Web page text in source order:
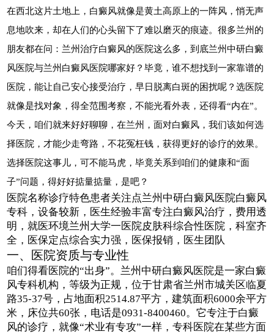
在西北这片土地上，白癜风就像是黄土高原上的一阵风，悄无声
息地吹来，却在人们的心头留下了难以磨灭的痕迹。很多兰州的
朋友都在问：兰州治疗白癜风的医院这么多，到底兰州中研白癜
风医院与兰州白癜风医院哪家好？毕竟，谁不想找到一家靠谱的
医院，能让自己安心接受治疗，早日脱离白斑的困扰呢？选医院
就像是找对象，得全范围考察，不能光看外表，还得看“内在”。
今天，咱们就来好好聊聊，在兰州，面对白癜风，我们该如何选
择医院，才能少走弯路，不花冤枉钱，获得更好的诊疗的效果。
选择医院这事儿，可不能马虎，毕竟关系到咱们的健康和“面
子”问题，得好好掂量掂量，是吧？
医院名称诊疗特色患者关注点兰州中研白癜风医院白癜风
专科，设备较新，医生经验丰富专注白癜风治疗，费用透
明，就医环境兰州大学一医院皮肤科综合性医院，科室齐
全，医保定点综合实力强，医保报销，医生团队
一、医院资质与专业性
咱们得看医院的“出身”。兰州中研白癜风医院是一家白癜
风专科机构，等级为正规，位于甘肃省兰州市城关区临夏
路35-37号，占地面积2514.87平方，建筑面积6000余平方
米，床位共60张，电话是0931-8400460。它专注于白癜
风的诊疗，就像“术业有专攻”一样，专科医院在某些方面